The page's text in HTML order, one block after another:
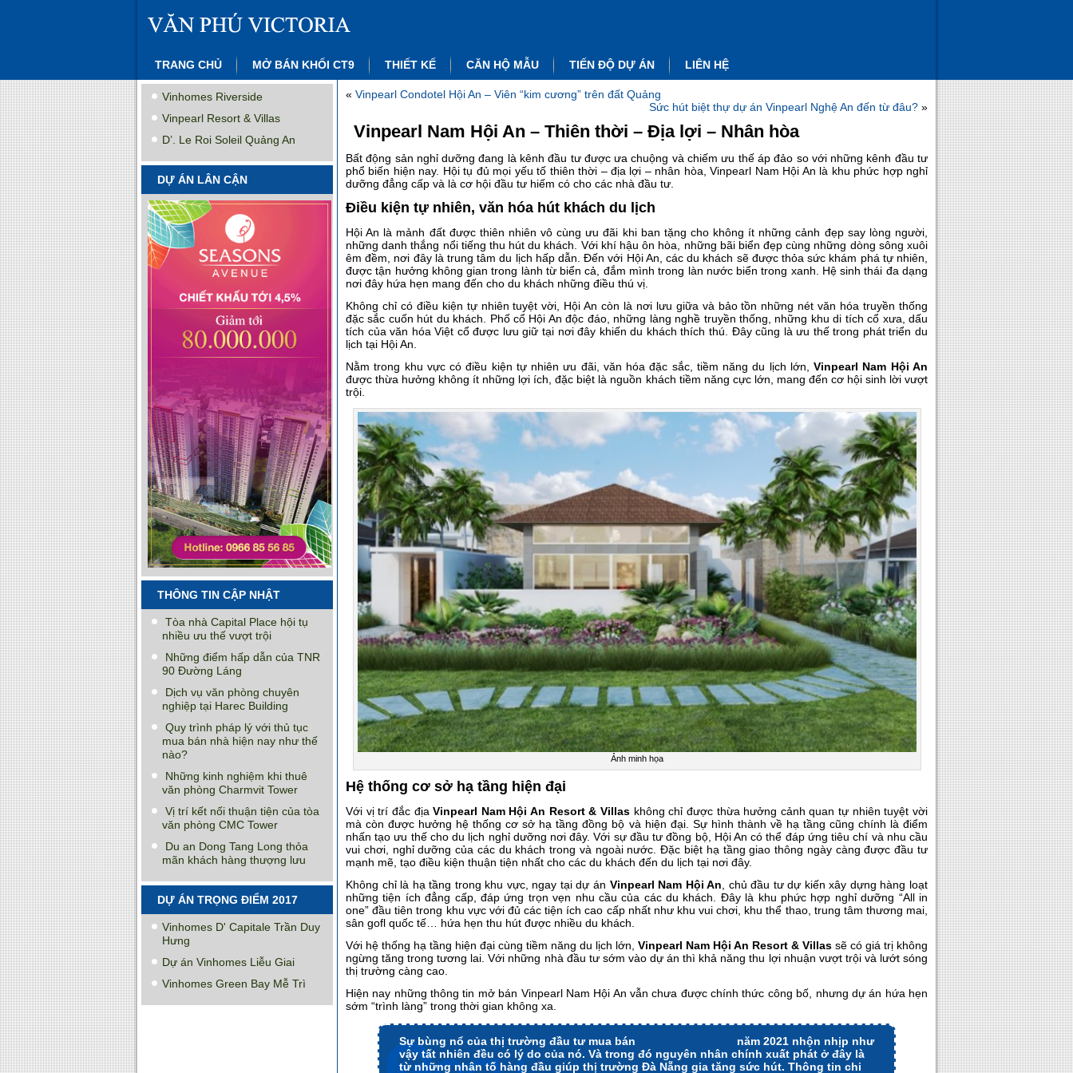
TRANG CHỦ MỞ BÁN KHỐI CT9 THIẾT KẾ CĂN HỘ MẪU TIẾN ĐỘ DỰ ÁN LIÊN HỆ
Vinhomes Riverside
Vinpearl Resort & Villas
D’. Le Roi Soleil Quảng An
DỰ ÁN LÂN CẬN
THÔNG TIN CẬP NHẬT
Tòa nhà Capital Place hội tụ
nhiều ưu thế vượt trội
Những điểm hấp dẫn của TNR
90 Đường Láng
Dịch vụ văn phòng chuyên
nghiệp tại Harec Building
Quy trình pháp lý với thủ tục
mua bán nhà hiện nay như thế
nào?
Những kinh nghiệm khi thuê
văn phòng Charmvit Tower
Vị trí kết nối thuận tiện của tòa
văn phòng CMC Tower
Du an Dong Tang Long thỏa
mãn khách hàng thượng lưu
DỰ ÁN TRỌNG ĐIỂM 2017
Vinhomes D' Capitale Trần Duy
Hưng
Dự án Vinhomes Liễu Giai
Vinhomes Green Bay Mễ Trì
« Vinpearl Condotel Hội An – Viên “kim cương” trên đất Quảng
Sức hút biệt thự dự án Vinpearl Nghệ An đến từ đâu? »
Vinpearl Nam Hội An – Thiên thời – Địa lợi – Nhân hòa
Bất động sản nghỉ dưỡng đang là kênh đầu tư được ưa chuộng và chiếm ưu thế áp đảo so với những kênh đầu tư
phổ biến hiện nay. Hội tụ đủ mọi yếu tố thiên thời – địa lợi – nhân hòa, Vinpearl Nam Hội An là khu phức hợp nghỉ
dưỡng đẳng cấp và là cơ hội đầu tư hiếm có cho các nhà đầu tư.
Điều kiện tự nhiên, văn hóa hút khách du lịch
Hội An là mảnh đất được thiên nhiên vô cùng ưu đãi khi ban tặng cho không ít những cảnh đẹp say lòng người,
những danh thắng nổi tiếng thu hút du khách. Với khí hậu ôn hòa, những bãi biển đẹp cùng những dòng sông xuôi
êm đềm, nơi đây là trung tâm du lịch hấp dẫn. Đến với Hội An, các du khách sẽ được thỏa sức khám phá tự nhiên,
được tận hưởng không gian trong lành từ biển cả, đắm mình trong làn nước biển trong xanh. Hệ sinh thái đa dạng
nơi đây hứa hẹn mang đến cho du khách những điều thú vị.
Không chỉ có điều kiện tự nhiên tuyệt vời, Hội An còn là nơi lưu giữa và bảo tồn những nét văn hóa truyền thống
đặc sắc cuốn hút du khách. Phố cổ Hội An độc đáo, những làng nghề truyền thống, những khu di tích cổ xưa, dấu
tích của văn hóa Việt cổ được lưu giữ tại nơi đây khiến du khách thích thú. Đây cũng là ưu thế trong phát triển du
lịch tại Hội An.
Nằm trong khu vực có điều kiện tự nhiên ưu đãi, văn hóa đặc sắc, tiềm năng du lịch lớn,Vinpearl Nam Hội An
được thừa hưởng không ít những lợi ích, đặc biệt là nguồn khách tiềm năng cực lớn, mang đến cơ hội sinh lời vượt
trội.
Ảnh minh họa
Hệ thống cơ sở hạ tầng hiện đại
Với vị trí đắc địaVinpearl Nam Hội An Resort & Villas không chỉ được thừa hưởng cảnh quan tự nhiên tuyệt vời
mà còn được hưởng hệ thống cơ sở hạ tầng đồng bộ và hiện đại. Sự hình thành về hạ tầng cũng chính là điểm
nhấn tạo ưu thế cho du lịch nghỉ dưỡng nơi đây. Với sự đầu tư đồng bộ, Hội An có thể đáp ứng tiêu chí và nhu cầu
vui chơi, nghỉ dưỡng của các du khách trong và ngoài nước. Đặc biệt hạ tầng giao thông ngày càng được đầu tư
mạnh mẽ, tạo điều kiện thuận tiện nhất cho các du khách đến du lịch tại nơi đây.
Không chỉ là hạ tầng trong khu vực, ngay tại dự án Vinpearl Nam Hội An , chủ đầu tư dự kiến xây dựng hàng loạt
những tiện ích đẳng cấp, đáp ứng trọn vẹn nhu cầu của các du khách. Đây là khu phức hợp nghỉ dưỡng “All in
one” đầu tiên trong khu vực với đủ các tiện ích cao cấp nhất như khu vui chơi, khu thể thao, trung tâm thương mai,
sân gofl quốc tế… hứa hẹn thu hút được nhiều du khách.
Với hệ thống hạ tầng hiện đại cùng tiềm năng du lịch lớn, Vinpearl Nam Hội An Resort & Villas sẽ có giá trị không
ngừng tăng trong tương lai. Với những nhà đầu tư sớm vào dự án thì khả năng thu lợi nhuận vượt trội và lướt sóng
thị trường càng cao.
Hiện nay những thông tin mở bán Vinpearl Nam Hội An vẫn chưa được chính thức công bố, nhưng dự án hứa hẹn
sớm “trình làng” trong thời gian không xa.
Sự bùng nổ của thị trường đầu tư mua bán
năm 2021 nhộn nhịp như
vậy tất nhiên đều có lý do của nó. Và trong đó nguyên nhân chính xuất phát ở đây là
từ những nhân tố hàng đầu giúp thị trường Đà Nẵng gia tăng sức hút. Thông tin chi